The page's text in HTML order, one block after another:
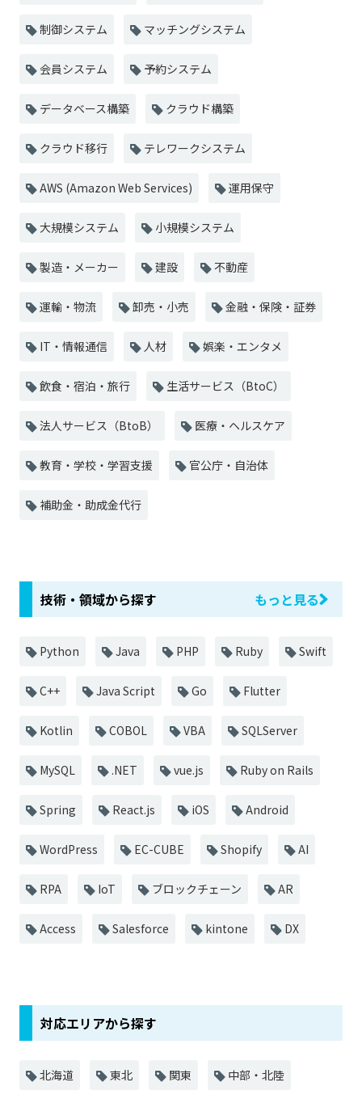
制御システム マッチングシステム
会員システム 予約システム
データベース構築 クラウド構築
クラウド移行 テレワークシステム
AWS (Amazon Web Services) 運用保守
大規模システム 小規模システム
製造・メーカー 建設 不動産
運輸・物流 卸売・小売 金融・保険・証券
IT・情報通信 人材 娯楽・エンタメ
飲食・宿泊・旅行 生活サービス（BtoC）
法人サービス（BtoB） 医療・ヘルスケア
教育・学校・学習支援 官公庁・自治体
補助金・助成金代行
技術・領域から探す もっと見る
Python Java PHP Ruby Swift
C++ Java Script Go Flutter
Kotlin COBOL VBA SQLServer
MySQL .NET vue.js Ruby on Rails
Spring React.js iOS Android
WordPress EC-CUBE Shopify AI
RPA IoT ブロックチェーン AR
Access Salesforce kintone DX
対応エリアから探す
北海道 東北 関東 中部・北陸